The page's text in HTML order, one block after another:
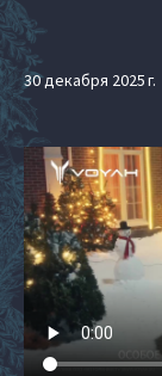
30 декабря 2025 г.